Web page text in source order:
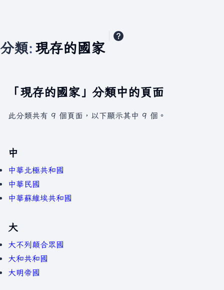
分類: 現存的國家
「現存的國家」分類中的頁面
此分類共有 9 個頁面，以下顯示其中 9 個。
中
中華北極共和國
中華民國
中華蘇維埃共和國
大
大不列顛合眾國
大和共和國
大明帝國